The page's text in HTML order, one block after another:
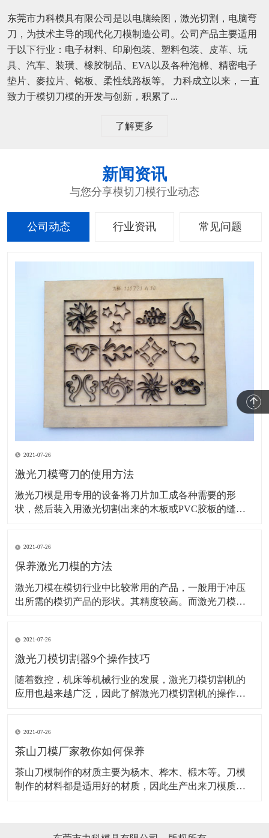
东莞市力科模具有限公司是以电脑绘图，激光切割，电脑弯
刀，为技术主导的现代化刀模制造公司。公司产品主要适用
于以下行业：电子材料、印刷包装、塑料包装、皮革、玩
具、汽车、装璜、橡胶制品、EVA以及各种泡棉、精密电子
垫片、麥拉片、铭板、柔性线路板等。 力科成立以来，一直
致力于模切刀模的开发与创新，积累了...
了解更多
新闻资讯
与您分享模切刀模行业动态
公司动态 行业资讯 常见问题
2021-07-26
激光刀模弯刀的使用方法
激光刀模是用专用的设备将刀片加工成各种需要的形
状，然后装入用激光切割出来的木板或PVC胶板的缝隙
旧模具的调整：基本上旧模具安装在机床上刀尖刀口对
齐一致就可以了。如模具的刀尖大小厚度不一、装夹部
2021-07-26
保养激光刀模的方法
激光刀模在模切行业中比较常用的产品，一般用于冲压
出所需的模切产品的形状。其精度较高。而激光刀模的
的操作机械，保养也是很好控制衰老和老化的一种最优
先的方法，并且还能保证下次使用的时候激光刀模能更
2021-07-26
激光刀模切割器9个操作技巧
随着数控，机床等机械行业的发展，激光刀模切割机的
应用也越来越广泛，因此了解激光刀模切割机的操作应
须穿戴劳保用品。 2、操作者必须经过严格培训，才能上
岗，对不要不熟悉激光刀模切割机操作要领
2021-07-26
茶山刀模厂家教你如何保养
​茶山刀模制作的材质主要为杨木、桦木、椴木等。刀模
制作的材料都是适用好的材质，因此生产出来刀模质量